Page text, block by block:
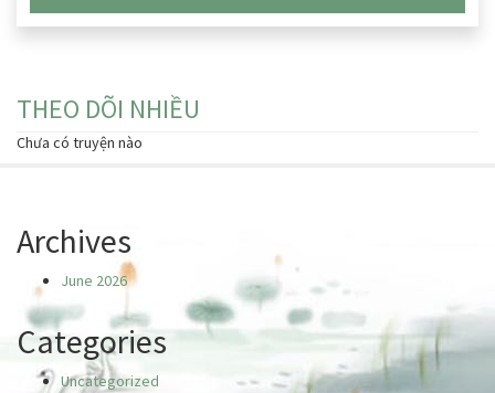
THEO DÕI NHIỀU
Chưa có truyện nào
Archives
June 2026
Categories
Uncategorized